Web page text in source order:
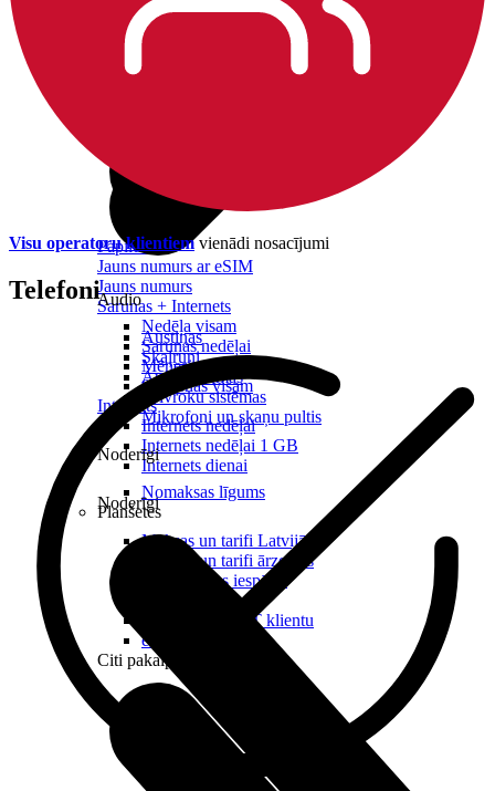
Papildināt
Jauns numurs ar eSIM
Jauns numurs
Sarunas + Internets
Nedēļa visam
Sarunas nedēļai
Mēnesis visam
90 dienas visam
Internets
Internets nedēļai
Internets nedēļai 1 GB
Internets dienai
Noderīgi
Maksas un tarifi Latvijā
Maksas un tarifi ārzemēs
LMT Kartes iespējas
Kā kļūt par LMT klientu
eSIM tehnoloģija
Citi pakalpojumi
Audio
Austiņas
Skaļruņi
Audiosistēmas
Brīvroku sistēmas
Mikrofoni un skaņu pultis
Noderīgi
Nomaksas līgums
Planšetes
Visu operatoru klientiemvienādi nosacījumi
Telefoni